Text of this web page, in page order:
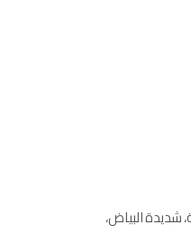
البياض،